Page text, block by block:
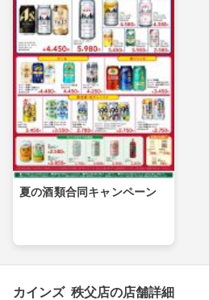
夏の酒類合同キャンペーン
カインズ 秩父店の店舗詳細